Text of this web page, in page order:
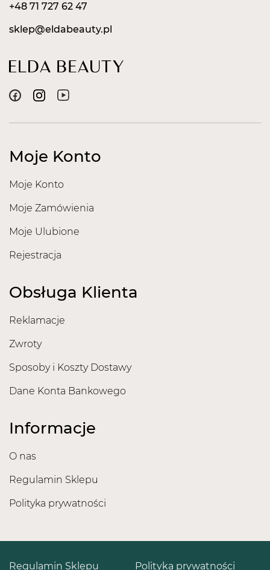
Moje Konto
Moje Konto
Moje Zamówienia
Moje Ulubione
Rejestracja
Obsługa Klienta
Reklamacje
Zwroty
Sposoby i Koszty Dostawy
Dane Konta Bankowego
Informacje
O nas
Regulamin Sklepu
Polityka prywatności
+48 71 727 62 47
sklep@eldabeauty.pl
Polityka prywatności
Regulamin Sklepu